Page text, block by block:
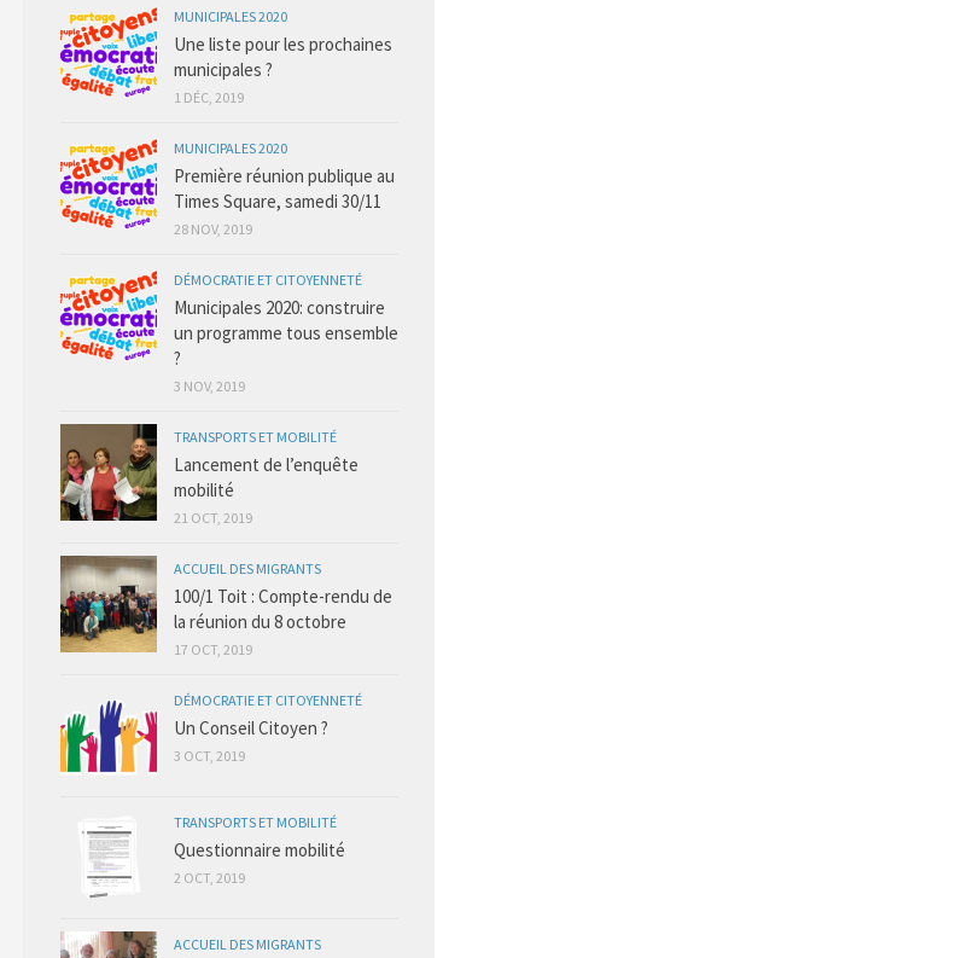
MUNICIPALES 2020
Une liste pour les prochaines
municipales ?
1 DÉC, 2019
MUNICIPALES 2020
Première réunion publique au
Times Square, samedi 30/11
28 NOV, 2019
DÉMOCRATIE ET CITOYENNETÉ
Municipales 2020: construire
un programme tous ensemble
?
3 NOV, 2019
TRANSPORTS ET MOBILITÉ
Lancement de l’enquête
mobilité
21 OCT, 2019
ACCUEIL DES MIGRANTS
100/1 Toit : Compte-rendu de
la réunion du 8 octobre
17 OCT, 2019
DÉMOCRATIE ET CITOYENNETÉ
Un Conseil Citoyen ?
3 OCT, 2019
TRANSPORTS ET MOBILITÉ
Questionnaire mobilité
2 OCT, 2019
ACCUEIL DES MIGRANTS